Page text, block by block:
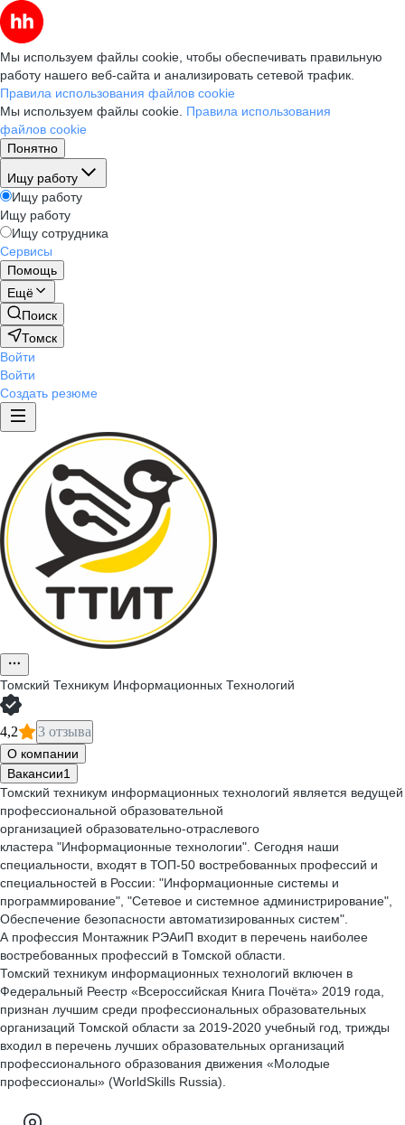
Мы используем файлы cookie, чтобы обеспечивать правильную
работу нашего веб-сайта и анализировать сетевой трафик.
Правила использования файлов cookie
Мы используем файлы cookie. Правила использования
файлов cookie
Понятно
Ищу работу
Ищу работу
Ищу работу
Ищу сотрудника
Сервисы
Помощь
Ещё
Поиск
Томск
Войти
Войти
Создать резюме
Томский Техникум Информационных Технологий
4,2 3 отзыва
О компании
Вакансии1
Томский техникум информационных технологий является ведущей
профессиональной образовательной
организацией образовательно-отраслевого
кластера "Информационные технологии". Сегодня наши
специальности, входят в ТОП-50 востребованных профессий и
специальностей в России: "Информационные системы и
программирование", "Сетевое и системное администрирование",
Обеспечение безопасности автоматизированных систем".
А профессия Монтажник РЭАиП входит в перечень наиболее
востребованных профессий в Томской области.
Томский техникум информационных технологий включен в
Федеральный Реестр «Всероссийская Книга Почёта» 2019 года,
признан лучшим среди профессиональных образовательных
организаций Томской области за 2019-2020 учебный год, трижды
входил в перечень лучших образовательных организаций
профессионального образования движения «Молодые
профессионалы» (WorldSkills Russia).